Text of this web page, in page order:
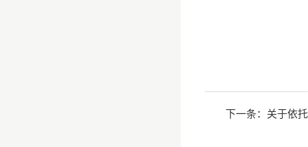
下一条： 关于依